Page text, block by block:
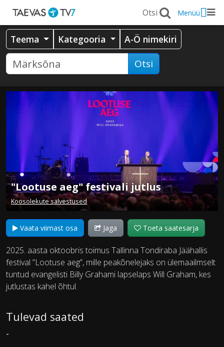
Menüü
Teema Kategooria A-Ö nimekiri
Otsi
"Lootuse aeg" festivali jutlus
Koosolekute salvestused
Vaata viimast osa Jaga Toeta saatesarja
2025. aasta oktoobris toimus Tallinna Tondiraba Jäähallis
festival ”Lootuse aeg”, mille peakõnelejaks on ülemaailmselt
tuntud evangelisti Billy Grahami lapselaps Will Graham, kes
jutlustas kahel õhtul.
Tulevad saated
-